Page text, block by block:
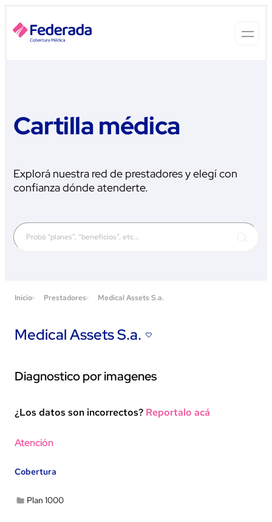
Cartilla médica
Explorá nuestra red de prestadores y elegí con
confianza dónde atenderte.
Inicio Prestadores Medical Assets S.a.
Medical Assets S.a.
Diagnostico por imagenes
Ver en Google Maps
¿Los datos son incorrectos? Reportalo acá
Atención
Cobertura
Plan 1000